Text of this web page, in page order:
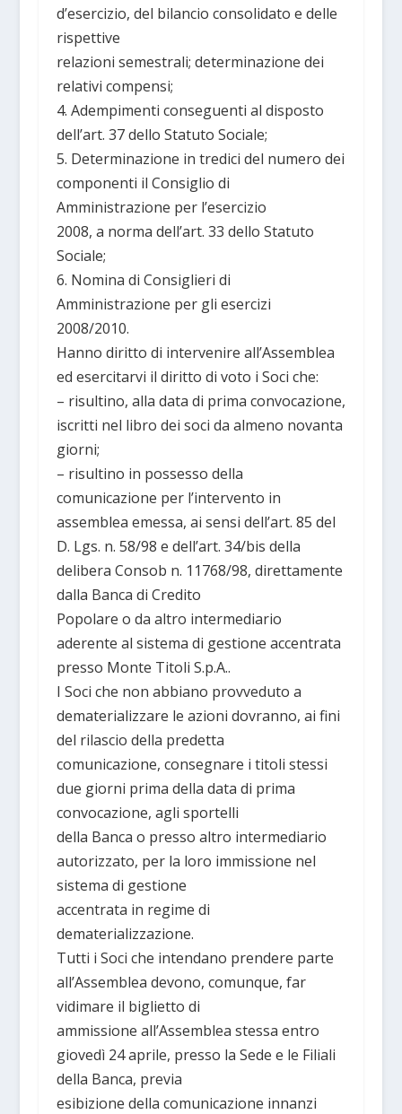
d’esercizio, del bilancio consolidato e delle
rispettive
relazioni semestrali; determinazione dei
relativi compensi;
4. Adempimenti conseguenti al disposto
dell’art. 37 dello Statuto Sociale;
5. Determinazione in tredici del numero dei
componenti il Consiglio di
Amministrazione per l’esercizio
2008, a norma dell’art. 33 dello Statuto
Sociale;
6. Nomina di Consiglieri di
Amministrazione per gli esercizi
2008/2010.
Hanno diritto di intervenire all’Assemblea
ed esercitarvi il diritto di voto i Soci che:
– risultino, alla data di prima convocazione,
iscritti nel libro dei soci da almeno novanta
giorni;
– risultino in possesso della
comunicazione per l’intervento in
assemblea emessa, ai sensi dell’art. 85 del
D. Lgs. n. 58/98 e dell’art. 34/bis della
delibera Consob n. 11768/98, direttamente
dalla Banca di Credito
Popolare o da altro intermediario
aderente al sistema di gestione accentrata
presso Monte Titoli S.p.A..
I Soci che non abbiano provveduto a
dematerializzare le azioni dovranno, ai fini
del rilascio della predetta
comunicazione, consegnare i titoli stessi
due giorni prima della data di prima
convocazione, agli sportelli
della Banca o presso altro intermediario
autorizzato, per la loro immissione nel
sistema di gestione
accentrata in regime di
dematerializzazione.
Tutti i Soci che intendano prendere parte
all’Assemblea devono, comunque, far
vidimare il biglietto di
ammissione all’Assemblea stessa entro
giovedì 24 aprile, presso la Sede e le Filiali
della Banca, previa
esibizione della comunicazione innanzi